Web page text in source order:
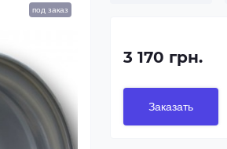
под заказ
3 170 грн.
Заказать